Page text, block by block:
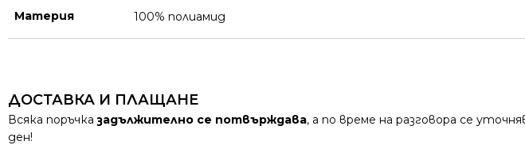
Материя 100% полиамид
ДОСТАВКА И ПЛАЩАНЕ
Всяка поръчказадължително се потвърждава, а по време на разговора се
ден!